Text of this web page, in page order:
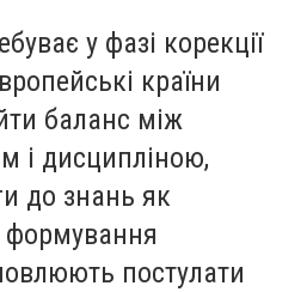
у фазі корекції
країни
баланс між
і дисципліною,
до знань як
постулати